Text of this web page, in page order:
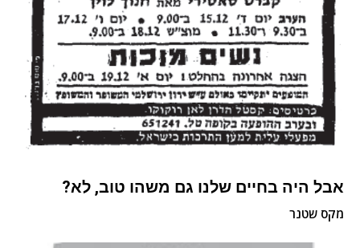
אבל היה בחיים שלנו גם משהו טוב, לא?
מקס שטנר